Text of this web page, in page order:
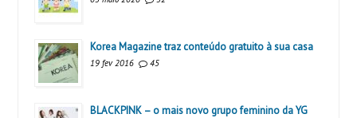
Korea Magazine traz conteúdo gratuito à sua casa
19 fev 2016 45
BLACKPINK – o mais novo grupo feminino da YG